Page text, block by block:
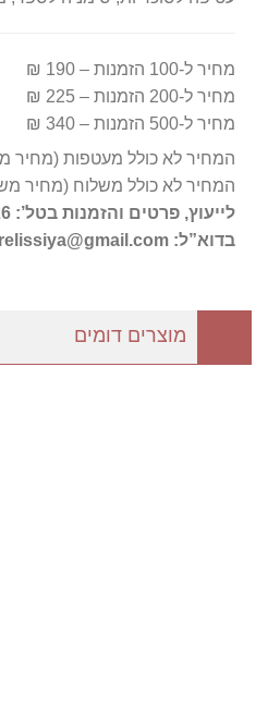
מחיר ל-100 הזמנות – 190 ₪
מחיר ל-200 הזמנות – 225 ₪
מחיר ל-500 הזמנות – 340 ₪
המחיר לא כולל מעטפות (מחיר מעטפה 50 אג’
המחיר לא כולל משלוח (מחיר
בדוא”ל: relissiya@gmail.com
מוצרים דומים